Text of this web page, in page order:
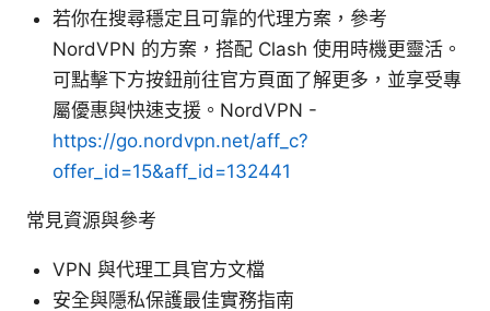
若你在搜尋穩定且可靠的代理方案，參考
NordVPN 的方案，搭配 Clash 使用時機更靈活。
可點擊下方按鈕前往官方頁面了解更多，並享受專
屬優惠與快速支援。NordVPN -
https://go.nordvpn.net/aff_c?
offer_id=15&aff_id=132441
常見資源與參考
VPN 與代理工具官方文檔
安全與隱私保護最佳實務指南